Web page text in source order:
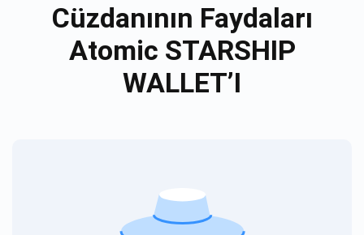
Cüzdanının Faydaları
Atomic STARSHIP
WALLET’I